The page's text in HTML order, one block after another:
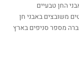
ואבני החן טבעיים
משובצים באבני חן
מספר סניפים בארץ